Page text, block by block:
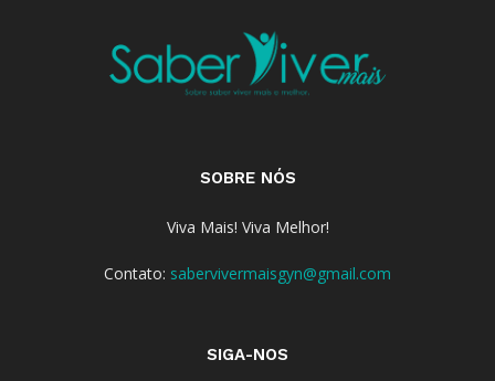
SOBRE NÓS
Viva Mais! Viva Melhor!
Contato: sabervivermaisgyn@gmail.com
SIGA-NOS